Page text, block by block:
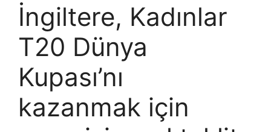
İngiltere, Kadınlar
T20 Dünya
Kupası’nı
kazanmak için